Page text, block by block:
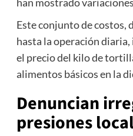
Este conjunto de costos,
hasta la operación
el precio del kilo de
alimentos básicos en la
Denuncian
presiones